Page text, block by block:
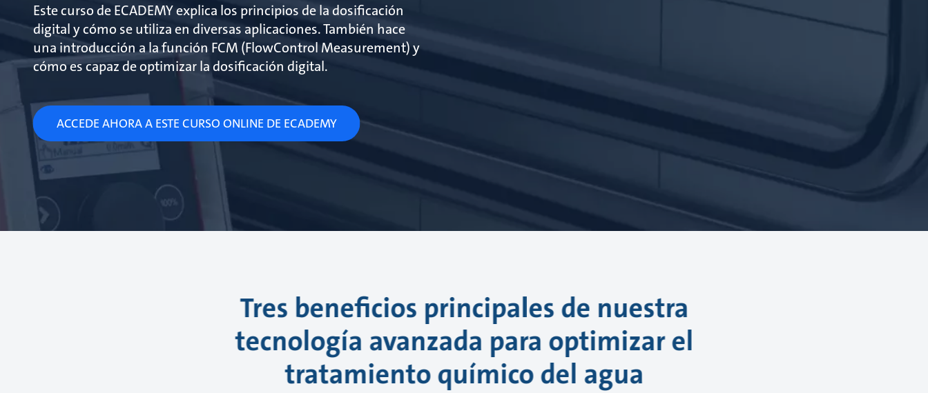
Este curso de ECADEMY explica los principios de la dosificación
digital y cómo se utiliza en diversas aplicaciones. También hace
una introducción a la función FCM (FlowControl Measurement) y
cómo es capaz de optimizar la dosificación digital.
ACCEDE AHORA A ESTE CURSO ONLINE DE ECADEMY
Tres beneficios principales de nuestra
tecnología avanzada para optimizar el
tratamiento químico del agua